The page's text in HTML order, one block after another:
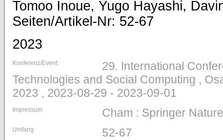
Tomoo Inoue, Yugo Hayashi,
Seiten/Artikel-Nr: 52-67
2023
Konferenz/Event:
29. International
Technologies and Social Computing ,
2023 , 2023-08-29 - 2023-09-01
Impressum Cham : Springer
Umfang 52-67